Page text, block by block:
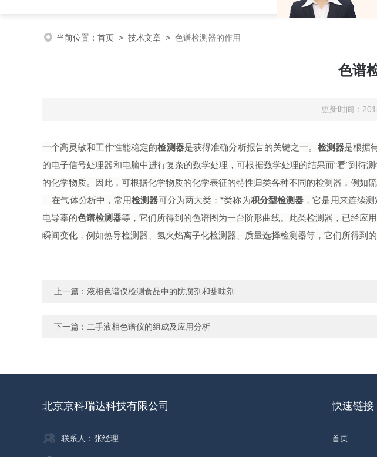
当前位置： 首页 > 技术文章 > 色谱检测器的作用
色谱
更新时间：
一个高灵敏和工作性能稳定的检测器是获得准确分析报告的关键之一。 检测器是根据
的电子信号处理器和电脑中进行复杂的数学处理，可根据数学处理的结果而“看"到
的化学物质。因此，可根据化学物质的化学表征的特性归类各种不同的检测器，例如
在气体分析中，常用检测器可分为两大类：*类称为积分型检测器 ，它是用来连续
电导辜的色谱检测器等，它们所得到的色谱图为一台阶形曲线。此类检测器，已经应
瞬间变化，例如热导检测器、氢火焰离子化检测器、质量选择检测器等，它们所得到
上一篇： 液相色谱仪检测食品中的防腐剂和甜味剂
下一篇： 二手液相色谱仪的组成及应用分析
北京京科瑞达科技有限公司
联系人：张经理
快速链接
首页